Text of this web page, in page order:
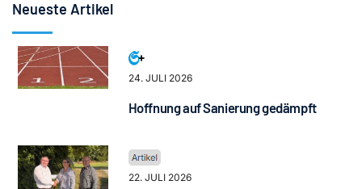
Neueste Artikel
24. JULI 2026
Hoffnung auf Sanierung gedämpft
22. JULI 2026